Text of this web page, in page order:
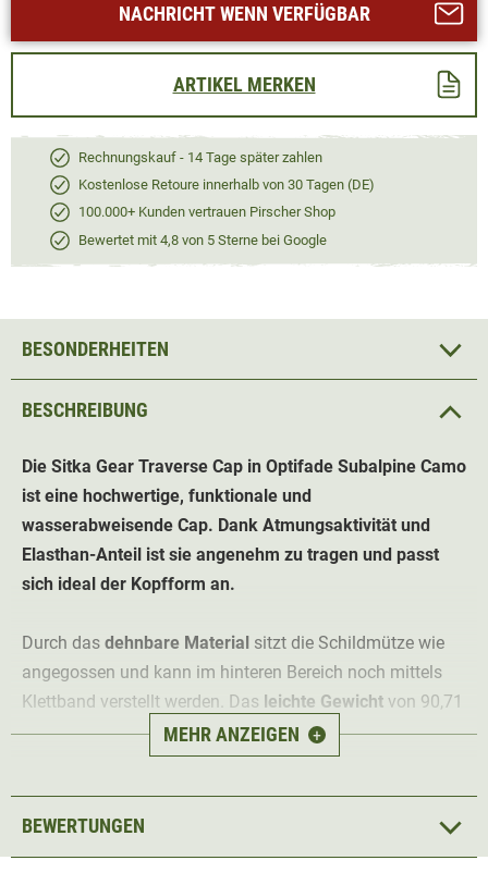
NACHRICHT WENN VERFÜGBAR
ARTIKEL MERKEN
Rechnungskauf - 14 Tage später zahlen
Kostenlose Retoure innerhalb von 30 Tagen (DE)
100.000+ Kunden vertrauen Pirscher Shop
Bewertet mit 4,8 von 5 Sterne bei Google
BESCHREIBUNG
Die Sitka Gear Traverse Cap in Optifade Subalpine Camo
ist eine hochwertige, funktionale und
wasserabweisende Cap. Dank Atmungsaktivität und
Elasthan-Anteil ist sie angenehm zu tragen und passt
sich ideal der Kopfform an.
Durch das dehnbare Material sitzt die Schildmütze wie
angegossen und kann im hinteren Bereich noch mittels
Klettband verstellt werden. Das leichte Gewicht von 90,71
Gramm macht die Kappe auch im Sommer zu einem
angenehmen Jagdbegleiter.
Die Sitka Gear Cap kommt im Optifade Subalpine Camo
MEHR ANZEIGEN +
BESONDERHEITEN
BEWERTUNGEN